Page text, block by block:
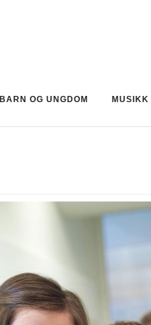
BARN OG UNGDOM MUSIKK